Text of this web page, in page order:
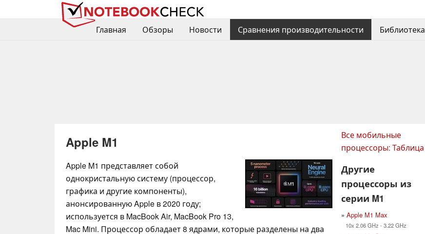
Главная
Обзоры Новости Сравнения производительности Библиотека
Apple M1
Apple M1 представляет собой
однокристальную систему (процессор,
графика и другие компоненты),
анонсированную Apple в 2020 году;
используется в MacBook Air, MacBook Pro 13,
Mac Mini. Процессор обладает 8 ядрами, которые разделены на два
Все мобильные
процессоры: Таблица
Другие
процессоры из
серии M1
» Apple M1 Max
10x 2.06 GHz - 3.22 GHz